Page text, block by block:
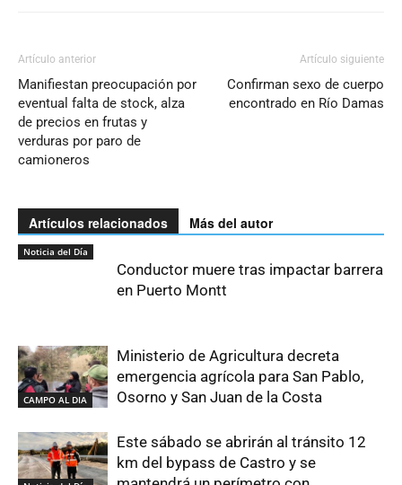
Artículo anterior
Manifiestan preocupación por
eventual falta de stock, alza
de precios en frutas y
verduras por paro de
camioneros
Artículo siguiente
Confirman sexo de cuerpo
encontrado en Río Damas
Artículos relacionados Más del autor
Noticia del Día
Conductor muere tras impactar barrera
en Puerto Montt
CAMPO AL DIA
Ministerio de Agricultura decreta
emergencia agrícola para San Pablo,
Osorno y San Juan de la Costa
Este sábado se abrirán al tránsito 12
km del bypass de Castro y se